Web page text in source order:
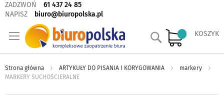
ZADZWOŃ
61 437 24 85
NAPISZ
biuro@biuropolska.pl
KOSZYK
Szukaj
Strona główna ARTYKUŁY DO PISANIA I KORYGOWANIA
markery
MARKERY SUCHOŚCIERALNE